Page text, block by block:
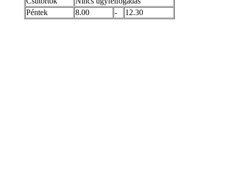
Péntek
8.00 - 12.30